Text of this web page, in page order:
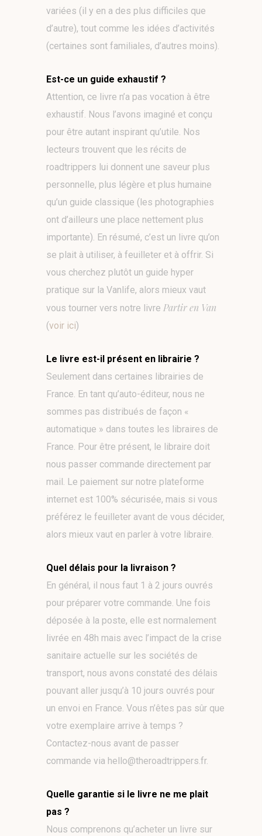
variées (il y en a des plus difficiles que
d’autre), tout comme les idées d’activités
(certaines sont familiales, d’autres moins).
Est-ce un guide exhaustif ?
Attention, ce livre n’a pas vocation à être
exhaustif. Nous l’avons imaginé et conçu
pour être autant inspirant qu’utile. Nos
lecteurs trouvent que les récits de
roadtrippers lui donnent une saveur plus
personnelle, plus légère et plus humaine
qu’un guide classique (les photographies
ont d’ailleurs une place nettement plus
importante). En résumé, c’est un livre qu’on
se plait à utiliser, à feuilleter et à offrir. Si
vous cherchez plutôt un guide hyper
pratique sur la Vanlife, alors mieux vaut
vous tourner vers notre livre Partir en Van
(voir ici)
Le livre est-il présent en librairie ?
Seulement dans certaines librairies de
France. En tant qu’auto-éditeur, nous ne
sommes pas distribués de façon «
automatique » dans toutes les libraires de
France. Pour être présent, le libraire doit
nous passer commande directement par
mail. Le paiement sur notre plateforme
internet est 100% sécurisée, mais si vous
préférez le feuilleter avant de vous décider,
alors mieux vaut en parler à votre libraire.
Quel délais pour la livraison ?
En général, il nous faut 1 à 2 jours ouvrés
pour préparer votre commande. Une fois
déposée à la poste, elle est normalement
livrée en 48h mais avec l’impact de la crise
sanitaire actuelle sur les sociétés de
transport, nous avons constaté des délais
pouvant aller jusqu’à 10 jours ouvrés pour
un envoi en France. Vous n’êtes pas sûr que
votre exemplaire arrive à temps ?
Contactez-nous avant de passer
commande via hello@theroadtrippers.fr.
Quelle garantie si le livre ne me plait
pas ?
Nous comprenons qu’acheter un livre sur